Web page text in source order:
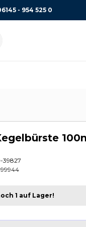
- 954 525 0
39827
1 auf Lager!